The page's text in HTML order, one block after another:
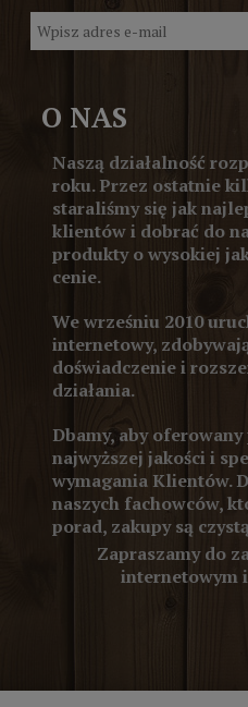
O NAS
Naszą działalność
roku. Przez ostatnie
staraliśmy się jak
klientów i dobrać do
produkty o wysokiej
cenie.
We wrześniu 2010
internetowy,
doświadczenie i
działania.
Dbamy, aby
najwyższej jakości i
wymagania Klientów.
naszych fachowców,
porad, zakupy są
Zapraszamy do
internetowym